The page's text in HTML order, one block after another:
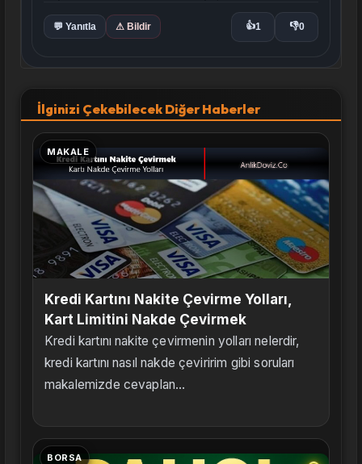
💬 Yanıtla ⚠ Bildir 👍1 👎0
İlginizi Çekebilecek Diğer Haberler
MAKALE
Kredi Kartını Nakite Çevirme Yolları,
Kart Limitini Nakde Çevirmek
Kredi kartını nakite çevirmenin yolları nelerdir,
kredi kartını nasıl nakde çeviririm gibi soruları
makalemizde cevaplan...
BORSA